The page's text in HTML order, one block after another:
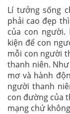
Lí tưởng sống
phải cao đẹp
của con
kiện để con
mỗi con người
thanh niên.
mơ và hành
người thanh
con đường của
mạng chứ